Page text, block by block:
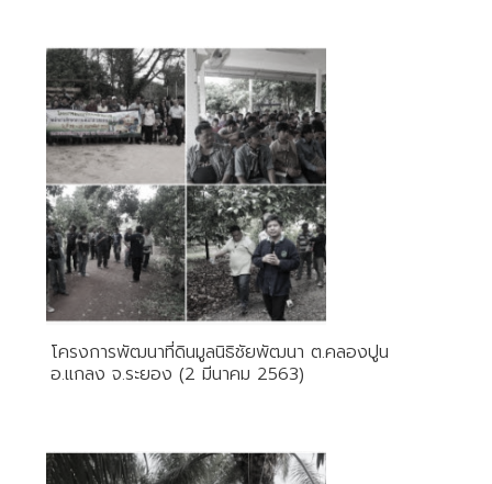
โครงการพัฒนาที่ดินมูลนิธิชัยพัฒนา ต.คลองปูน
อ.แกลง จ.ระยอง (2 มีนาคม 2563)